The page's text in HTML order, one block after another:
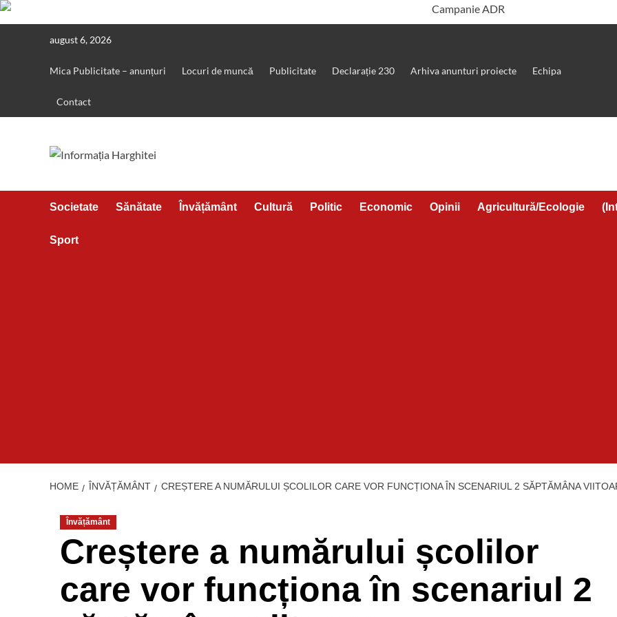
august 6, 2026
Mica Publicitate – anunțuri Locuri de muncă Publicitate Declarație 230 Arhiva anunturi proiecte Echipa
Contact
Societate Sănătate Învățământ Cultură Politic Economic Opinii Agricultură/Ecologie
Sport
HOME ÎNVĂȚĂMÂNT CREȘTERE A NUMĂRULUI ȘCOLILOR CARE VOR FUNCȚIONA ÎN SCENARIUL 2 SĂPTĂMÂNA
Învățământ
Creștere a numărului școlilor
care vor funcționa în scenariul 2